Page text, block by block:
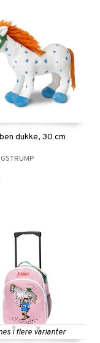
dukke, 30 cm
i flere varianter